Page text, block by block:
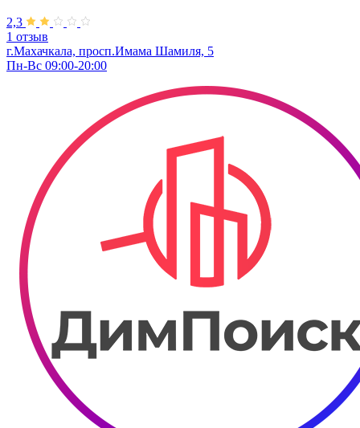
2,3
1 отзыв
г.Махачкала, просп.Имама Шамиля, 5
Пн-Вс 09:00-20:00